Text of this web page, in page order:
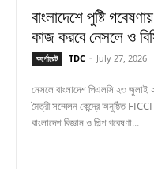
বাংলাদেশে পুষ্টি
কাজ করবে নেসলে ও
কর্পোরেট TDC - July 27, 2026
নেসলে বাংলাদেশ পিএলসি ২৩ জুলাই
মৈত্রী সম্মেলন কেন্দ্রে অনুষ্ঠিত
বাংলাদেশ বিজ্ঞান ও শিল্প গবেষণা...